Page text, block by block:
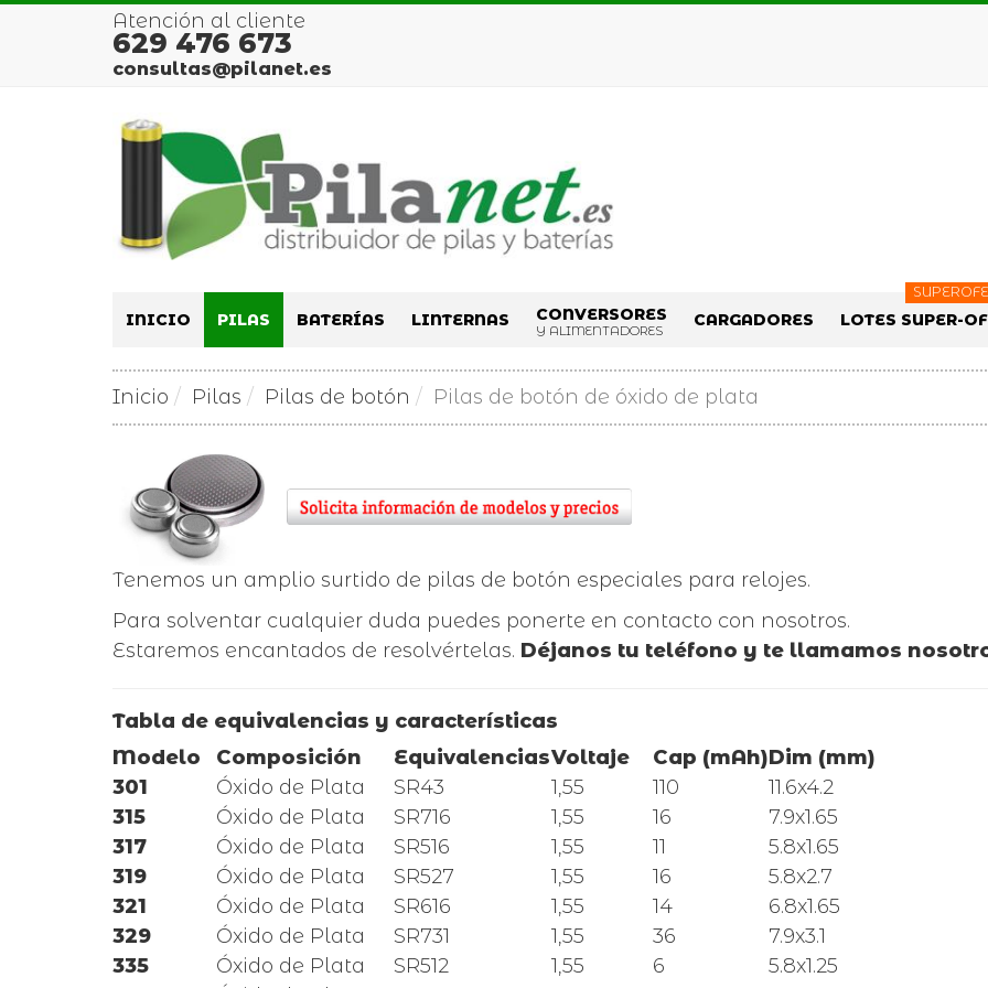
Atención al cliente
629 476 673
consultas@pilanet.es
INICIO PILAS BATERÍAS LINTERNAS CONVERSORES
Y ALIMENTADORES
CARGADORES LOTES SUPER-
Inicio Pilas Pilas de botón Pilas de botón de óxido de plata
Tenemos un amplio surtido de pilas de botón especiales para relojes.
Para solventar cualquier duda puedes ponerte en contacto con nosotros.
Estaremos encantados de resolvértelas. Déjanos tu teléfono y te llamamos
Tabla de equivalencias y características
Modelo
Composición EquivalenciasVoltaje Cap (mAh)Dim (mm)
301
Óxido de Plata SR43 1,55 110
11.6x4.2
315
Óxido de Plata SR716 1,55 16
7.9x1.65
317
Óxido de Plata SR516 1,55 11
5.8x1.65
319
Óxido de Plata SR527 1,55 16
5.8x2.7
321
Óxido de Plata SR616 1,55 14
6.8x1.65
329
Óxido de Plata SR731 1,55 36
7.9x3.1
335
Óxido de Plata SR512 1,55 6
5.8x1.25